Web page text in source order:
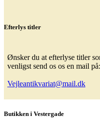
Efterlys titler
Ønsker du at efterlyse titler
venligst send os os en mail på:
Vejleantikvariat@mail.dk
Butikken i Vestergade